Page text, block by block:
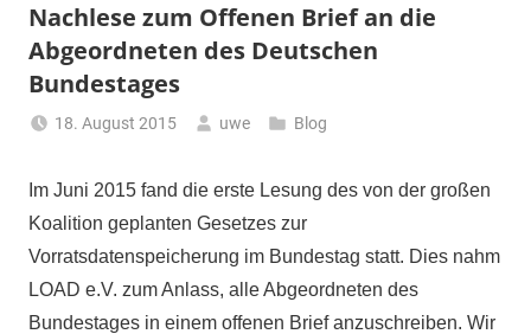
Nachlese zum Offenen Brief an die
Abgeordneten des Deutschen
Bundestages
18. August 2015 uwe Blog
Im Juni 2015 fand die erste Lesung des von der großen
Koalition geplanten Gesetzes zur
Vorratsdatenspeicherung im Bundestag statt. Dies nahm
LOAD e.V. zum Anlass, alle Abgeordneten des
Bundestages in einem offenen Brief anzuschreiben. Wir